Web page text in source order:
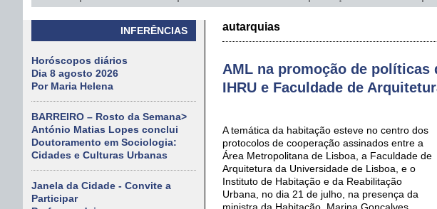
INFERÊNCIAS
Horóscopos diários
Dia 8 agosto 2026
Por Maria Helena
BARREIRO – Rosto da Semana>
António Matias Lopes conclui
Doutoramento em Sociologia:
Cidades e Culturas Urbanas
Janela da Cidade - Convite a
Participar
autarquias
AML na promoção de políticas
IHRU e Faculdade de
A temática da habitação esteve no centro dos
protocolos de cooperação assinados entre a
Área Metropolitana de Lisboa, a Faculdade de
Arquitetura da Universidade de Lisboa, e o
Instituto de Habitação e da Reabilitação
Urbana, no dia 21 de julho, na presença da
ministra da Habitação, Marina Gonçalves.